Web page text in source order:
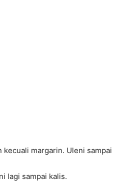
kecuali margarin. Uleni sampai
lagi sampai kalis.